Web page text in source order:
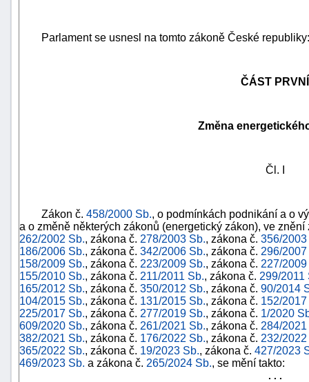
Parlament se usnesl na tomto zákoně České republiky:
ČÁST PRVNÍ
Změna
Čl. I
Zákon č. 458/2000 Sb., o podmínkách podnikání a o
a o změně některých zákonů (energetický zákon), ve
262/2002 Sb., zákona č. 278/2003 Sb., zákona č. 356/2003
186/2006 Sb., zákona č. 342/2006 Sb., zákona č. 296/2007
158/2009 Sb., zákona č. 223/2009 Sb., zákona č. 227/2009
155/2010 Sb., zákona č. 211/2011 Sb., zákona č. 299/2011
165/2012 Sb., zákona č. 350/2012 Sb., zákona č. 90/2014
104/2015 Sb., zákona č. 131/2015 Sb., zákona č. 152/2017
225/2017 Sb., zákona č. 277/2019 Sb., zákona č. 1/2020
609/2020 Sb., zákona č. 261/2021 Sb., zákona č. 284/2021
382/2021 Sb., zákona č. 176/2022 Sb., zákona č. 232/2022
365/2022 Sb., zákona č. 19/2023 Sb., zákona č. 427/2023
469/2023 Sb. a zákona č. 265/2024 Sb., se mění takto:
. . .